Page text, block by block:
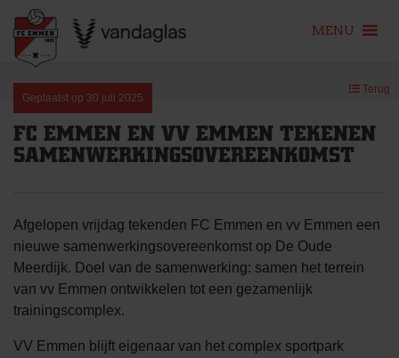
content
MENU
Geplaatst op 30 juli 2025
Terug
FC EMMEN EN VV EMMEN TEKENEN
SAMENWERKINGSOVEREENKOMST
Afgelopen vrijdag tekenden FC Emmen en vv Emmen een
nieuwe samenwerkingsovereenkomst op De Oude
Meerdijk. Doel van de samenwerking: samen het terrein
van vv Emmen ontwikkelen tot een gezamenlijk
trainingscomplex.
VV Emmen blijft eigenaar van het complex sportpark